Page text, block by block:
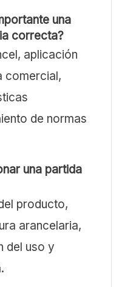
una
correcta?
aplicación
comercial,
de normas
una partida
producto,
arancelaria,
del uso y